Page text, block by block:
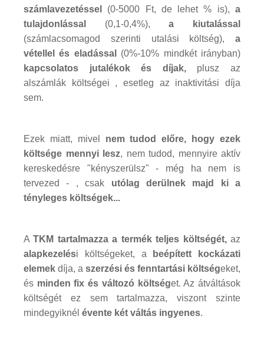
számlavezetéssel (0-5000 Ft, de lehet % is),a
tulajdonlással
(0,1-0,4%),a kiutalással
(számlacsomagod szerinti utalási költség), a
vétellel és eladással
(0%-10% mindkét irányban)
kapcsolatos jutalékok és díjak, plusz az
alszámlák költségei , esetleg az inaktivitási díja
sem.
Ezek miatt, mivel nem tudod előre, hogy ezek
költsége mennyi lesz, nem tudod, mennyire aktív
kereskedésre "kényszerülsz" - még ha nem is
tervezed - , csak utólag derülnek majd ki a
tényleges költségek...
ATKM tartalmazza a termék teljes költségét,az
alapkezelési költségeket, a
beépített kockázati
elemek díja, a szerzési és fenntartási költségeket,
és minden fix és változó költséget. Az átváltások
költségét ez sem tartalmazza, viszont szinte
mindegyiknél évente két váltás ingyenes.